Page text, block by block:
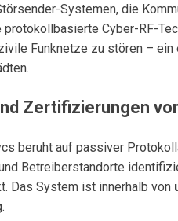
Systemen, die
Cyber-RF-
Funknetze zu stören –
Zertifizierungen
beruht auf passiver
Betreiberstandorte
Das System ist innerhalb von